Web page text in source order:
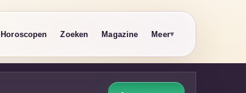
Horoscopen Zoeken Magazine Meer